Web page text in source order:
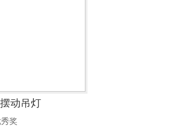
动吊灯
奖